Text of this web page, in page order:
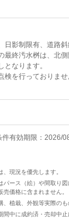
日影制限有、道路
最終汚水桝は、北
なります。
検を行っておりま
件有効期限：2026/
現況を優先します。
ース（絵）や間取り
価格に含まれません。
植栽、外観等実際のも
中に成約済・売却中